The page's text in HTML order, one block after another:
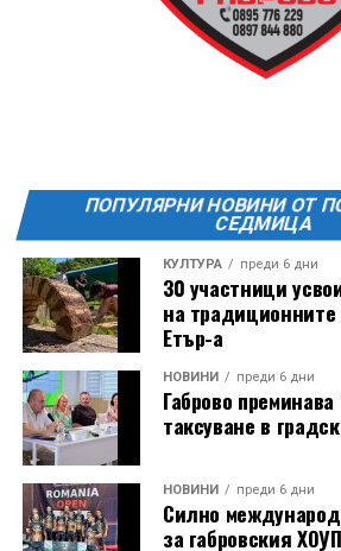
20:00ч. Куиз вечер за обща култура
21:30ч. Прожекция на филма
Ще бъде хубаво – не някога и
ПОПУЛЯРНИ НОВИНИ ОТ
СЕДМИЦА
КУЛТУРА преди 6 дни
30 участници
на
Етър-а
НОВИНИ преди 6 дни
Габрово
таксуване в
НОВИНИ преди 6 дни
Силно
за габровския ХОУП